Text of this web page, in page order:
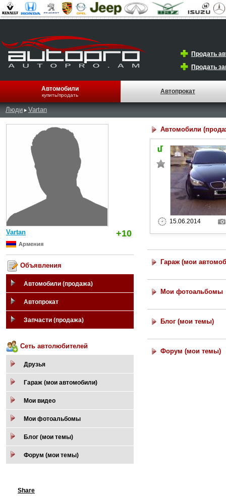
Продать
Продать
Автомобили
купить/продать
Автопрокат
Люди Vartan
Vartan +10
Армения
Объявления
Автомобили (продажа)
Автопрокат
Запчасти (продажа)
Сеть автолюбителей
Друзья
Гараж (мои автомобили)
Мои видео
Мои фотоальбомы
Блог (мои темы)
Форум (мои темы)
Share
Автомобили
15.06.2014
Гараж (мои
Мои фотоальбомы
Блог (мои темы)
Форум (мои темы)